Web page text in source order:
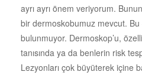
ayrı ayrı önem veriyorum.
bir dermoskobumuz mevcut.
bulunmuyor. Dermoskop’u,
tanısında ya da benlerin risk
Lezyonları çok büyüterek içine